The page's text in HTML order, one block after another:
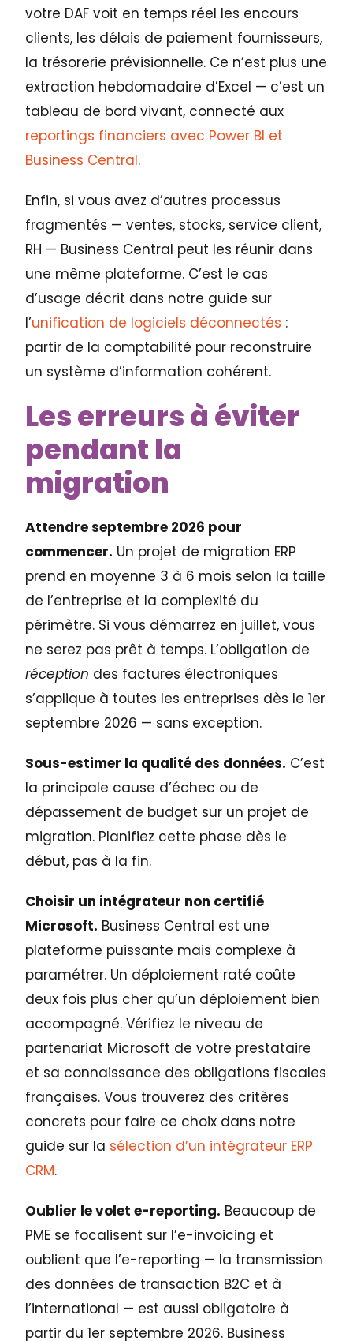
votre DAF voit en temps réel les encours
clients, les délais de paiement fournisseurs,
la trésorerie prévisionnelle. Ce n’est plus une
extraction hebdomadaire d’Excel — c’est un
tableau de bord vivant, connecté aux
reportings financiers avec Power BI et
Business Central.
Enfin, si vous avez d’autres processus
fragmentés — ventes, stocks, service client,
RH — Business Central peut les réunir dans
une même plateforme. C’est le cas
d’usage décrit dans notre guide sur
l’unification de logiciels déconnectés :
partir de la comptabilité pour reconstruire
un système d’information cohérent.
Les erreurs à éviter
pendant la
migration
Attendre septembre 2026 pour
commencer. Un projet de migration ERP
prend en moyenne 3 à 6 mois selon la taille
de l’entreprise et la complexité du
périmètre. Si vous démarrez en juillet, vous
ne serez pas prêt à temps. L’obligation de
réception des factures électroniques
s’applique à toutes les entreprises dès le 1er
septembre 2026 — sans exception.
Sous-estimer la qualité des données. C’est
la principale cause d’échec ou de
dépassement de budget sur un projet de
migration. Planifiez cette phase dès le
début, pas à la fin.
Choisir un intégrateur non certifié
Microsoft. Business Central est une
plateforme puissante mais complexe à
paramétrer. Un déploiement raté coûte
deux fois plus cher qu’un déploiement bien
accompagné. Vérifiez le niveau de
partenariat Microsoft de votre prestataire
et sa connaissance des obligations fiscales
françaises. Vous trouverez des critères
concrets pour faire ce choix dans notre
guide sur la sélection d’un intégrateur ERP
CRM.
Oublier le volet e-reporting. Beaucoup de
PME se focalisent sur l’e-invoicing et
oublient que l’e-reporting — la transmission
des données de transaction B2C et à
l’international — est aussi obligatoire à
partir du 1er septembre 2026. Business